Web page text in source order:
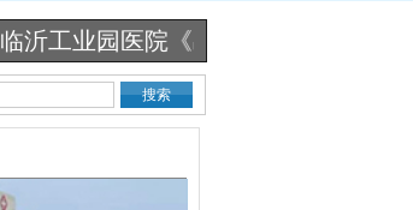
医院《出生医学证明》办理流程图 |